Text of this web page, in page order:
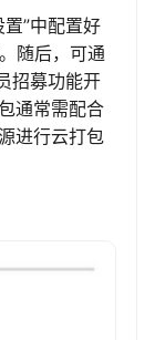
”中配置好
随后，可通
招募功能开
通常需配合
进行云打包